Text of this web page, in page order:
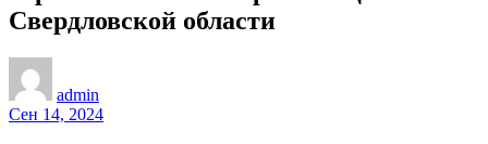
Свердловской области
admin
Сен 14, 2024